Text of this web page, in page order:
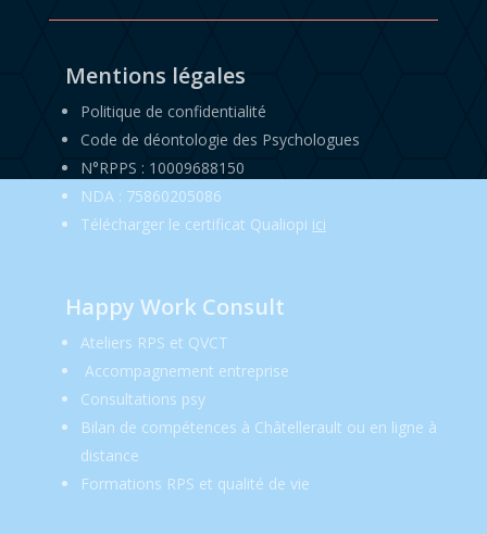
Mentions légales
Politique de confidentialité
Code de déontologie des Psychologues
N°RPPS : 10009688150
NDA : 75860205086
Télécharger le certificat Qualiopi ici
Happy Work Consult
Ateliers RPS et QVCT
Accompagnement entreprise
Consultations psy
Bilan de compétences à Châtellerault ou en ligne à
distance
Formations RPS et qualité de vie